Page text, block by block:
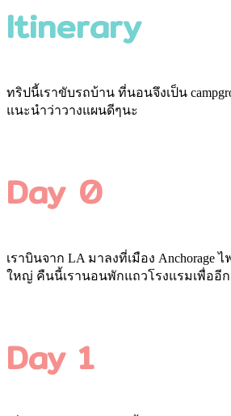
Itinerary
ทริปนี้เราขับรถบ้าน ที่นอนจึงเป็น
แนะนำว่าวางแผนดีๆนะ
Day 0
เราบินจาก LA มาลงที่เมือง
ใหญ่ คืนนี้เรานอนพักแถวโรงแรมเพื่ออี
Day 1